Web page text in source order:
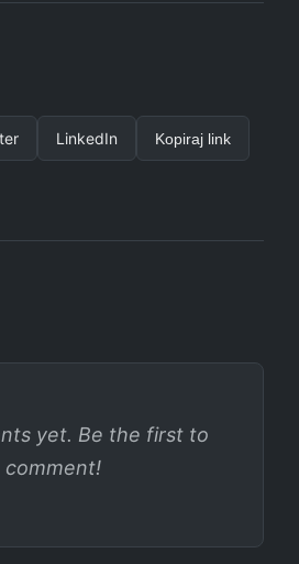
LinkedIn Kopiraj link
yet. Be the first to
comment!